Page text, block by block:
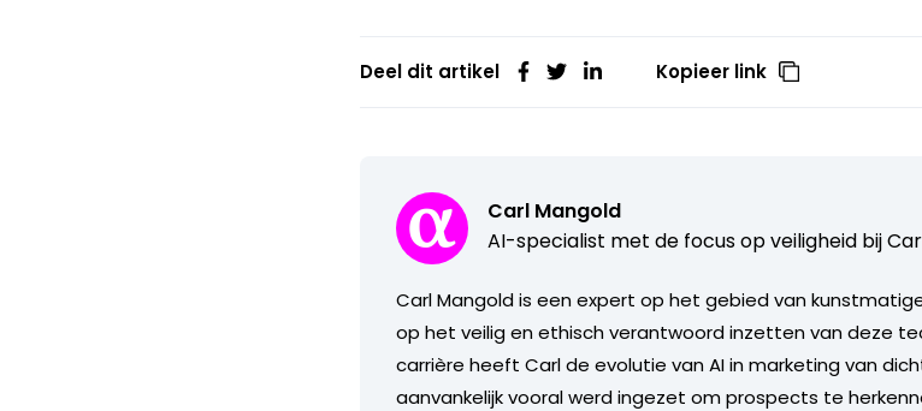
Deel dit artikel Kopieer link
Carl Mangold
AI-specialist met de focus op veiligheid bij
Carl Mangold is een expert op het gebied van
op het veilig en ethisch verantwoord inzetten van deze
carrière heeft Carl de evolutie van AI in marketing van
aanvankelijk vooral werd ingezet om prospects te